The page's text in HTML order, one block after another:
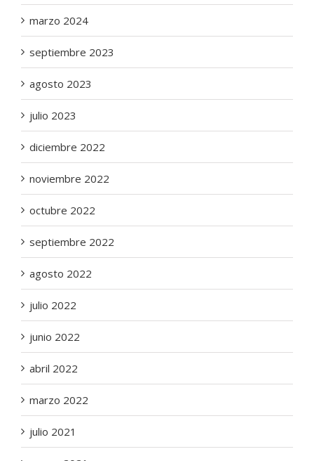
marzo 2024
septiembre 2023
agosto 2023
julio 2023
diciembre 2022
noviembre 2022
octubre 2022
septiembre 2022
agosto 2022
julio 2022
junio 2022
abril 2022
marzo 2022
julio 2021